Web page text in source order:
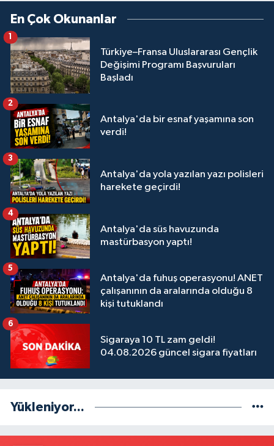
En Çok Okunanlar
Türkiye–Fransa Uluslararası Gençlik
Değişimi Programı Başvuruları
Başladı
1
Antalya'da bir esnaf yaşamına son
verdi!
2
Antalya'da yola yazılan yazı polisleri
harekete geçirdi!
3
Antalya'da süs havuzunda
mastürbasyon yaptı!
4
Antalya'da fuhuş operasyonu! ANET
çalışanının da aralarında olduğu 8
kişi tutuklandı
5
Sigaraya 10 TL zam geldi!
04.08.2026 güncel sigara fiyatları
6
Yükleniyor...